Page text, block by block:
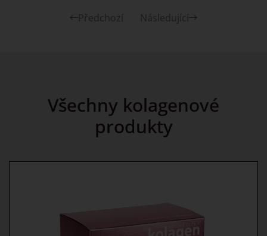
Předchozí Následující
Všechny kolagenové
produkty